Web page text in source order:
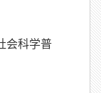
会科学普